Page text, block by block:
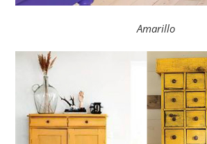
Amarillo